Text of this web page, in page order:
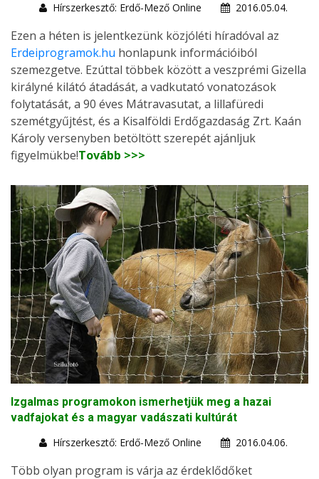
Hírszerkesztő: Erdő-Mező Online
2016.05.04.
Ezen a héten is jelentkezünk közjóléti híradóval az
Erdeiprogramok.hu honlapunk információiból
szemezgetve. Ezúttal többek között a veszprémi Gizella
királyné kilátó átadását, a vadkutató vonatozások
folytatását, a 90 éves Mátravasutat, a lillafüredi
szemétgyűjtést, és a Kisalföldi Erdőgazdaság Zrt. Kaán
Károly versenyben betöltött szerepét ajánljuk
figyelmükbe!Tovább >>>
Izgalmas programokon ismerhetjük meg a hazai
vadfajokat és a magyar vadászati kultúrát
Hírszerkesztő: Erdő-Mező Online
2016.04.06.
Több olyan program is várja az érdeklődőket